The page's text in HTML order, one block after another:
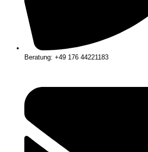
Beratung: +49 176 44221183